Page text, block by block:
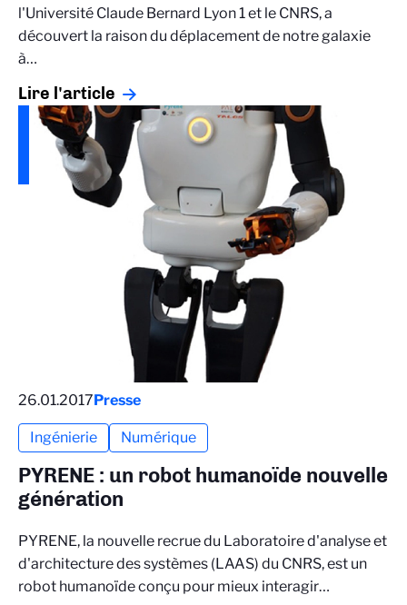
l'Université Claude Bernard Lyon 1 et le CNRS, a
découvert la raison du déplacement de notre galaxie
à…
Lire l'article
26.01.2017Presse
Ingénierie Numérique
PYRENE : un robot humanoïde nouvelle
génération
PYRENE, la nouvelle recrue du Laboratoire d'analyse et
d'architecture des systèmes (LAAS) du CNRS, est un
robot humanoïde conçu pour mieux interagir…